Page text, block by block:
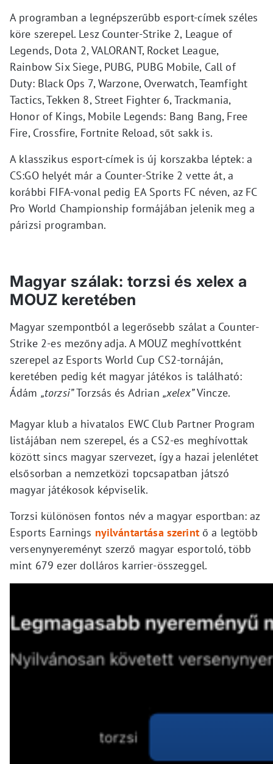
A programban a legnépszerűbb esport-címek széles
köre szerepel. Lesz Counter-Strike 2, League of
Legends, Dota 2, VALORANT, Rocket League,
Rainbow Six Siege, PUBG, PUBG Mobile, Call of
Duty: Black Ops 7, Warzone, Overwatch, Teamfight
Tactics, Tekken 8, Street Fighter 6, Trackmania,
Honor of Kings, Mobile Legends: Bang Bang, Free
Fire, Crossfire, Fortnite Reload, sőt sakk is.
A klasszikus esport-címek is új korszakba léptek: a
CS:GO helyét már a Counter-Strike 2 vette át, a
korábbi FIFA-vonal pedig EA Sports FC néven, az FC
Pro World Championship formájában jelenik meg a
párizsi programban.
Magyar szálak: torzsi és xelex a
MOUZ keretében
Magyar szempontból a legerősebb szálat a Counter-
Strike 2-es mezőny adja. A MOUZ meghívottként
szerepel az Esports World Cup CS2-tornáján,
keretében pedig két magyar játékos is található:
Ádám „torzsi”Torzsás és Adrian „xelex”Vincze.
Magyar klub a hivatalos EWC Club Partner Program
listájában nem szerepel, és a CS2-es meghívottak
között sincs magyar szervezet, így a hazai jelenlétet
elsősorban a nemzetközi topcsapatban játszó
magyar játékosok képviselik.
Torzsi különösen fontos név a magyar esportban: az
Esports Earnings nyilvántartása szerintő a legtöbb
versenynyereményt szerző magyar esportoló, több
mint 679 ezer dolláros karrier-összeggel.